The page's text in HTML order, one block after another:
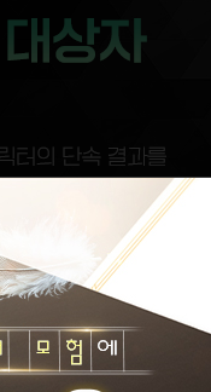
상자를 안내 드립니다.